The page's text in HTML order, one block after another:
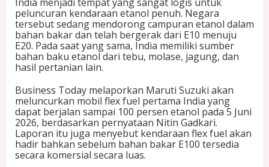
peluncuran kendaraan etanol penuh. Negara
tersebut sedang mendorong campuran etanol dalam
bahan bakar dan telah bergerak dari E10 menuju
E20. Pada saat yang sama, India memiliki sumber
bahan baku etanol dari tebu, molase, jagung, dan
hasil pertanian lain.
Business Today melaporkan Maruti Suzuki akan
meluncurkan mobil flex fuel pertama India yang
dapat berjalan sampai 100 persen etanol pada 5 Juni
2026, berdasarkan pernyataan Nitin Gadkari.
Laporan itu juga menyebut kendaraan flex fuel akan
hadir bahkan sebelum bahan bakar E100 tersedia
secara komersial secara luas.